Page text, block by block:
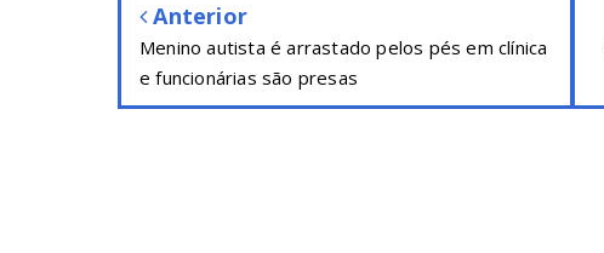
Anterior
Menino autista é arrastado pelos pés em clínica
e funcionárias são presas